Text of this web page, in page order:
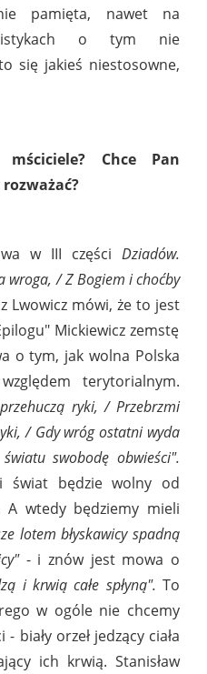
pamięta, nawet na
o tym nie
się jakieś niestosowne,
Chce Pan
w III części Dziadów.
wroga, / Z Bogiem i choćby
Lwowicz mówi, że to jest
Mickiewicz zemstę
o tym, jak wolna Polska
terytorialnym.
ryki, / Przebrzmi
/ Gdy wróg ostatni wyda
swobodę obwieści".
świat będzie wolny od
A wtedy będziemy mieli
lotem błyskawicy spadną
- i znów jest mowa o
i krwią całe spłyną". To
w ogóle nie chcemy
biały orzeł jedzący ciała
ich krwią. Stanisław